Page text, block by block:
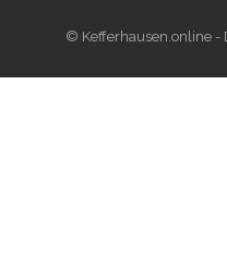
© Kefferhausen.online -